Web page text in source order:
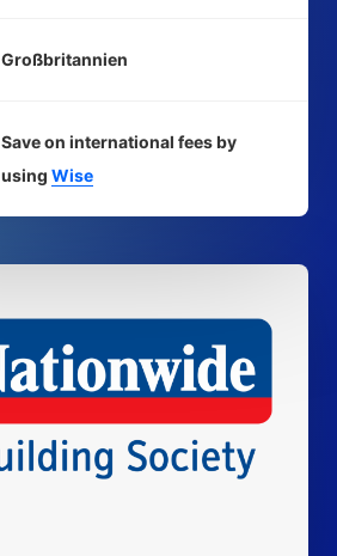
Großbritannien
Save on international fees by
using Wise